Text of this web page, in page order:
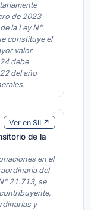
de 2023
la Ley N°
constituye el
valor
debe
del año
Ver en SII ↗
de la
en el
del
21.713, se
y